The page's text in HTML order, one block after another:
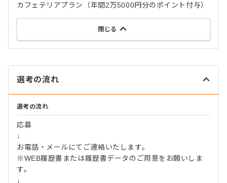
カフェテリアプラン（年間2万5000円分のポイント付与）
閉じる
選考の流れ
選考の流れ
応募
↓
お電話・メールにてご連絡いたします。
※WEB履歴書または履歴書データのご用意をお願いしま
す。
↓